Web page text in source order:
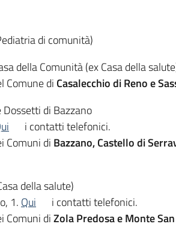
di comunità)
della Comunità (ex Casa della
Comune di Casalecchio di Reno e
Dossetti di Bazzano
i contatti telefonici.
Comuni di Bazzano, Castello di
della salute)
1. Qui
i contatti telefonici.
Comuni diZola Predosa e Monte